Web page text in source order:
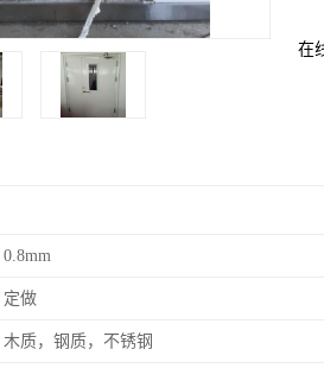
在
0.8mm
定做
木质，钢质，不锈钢